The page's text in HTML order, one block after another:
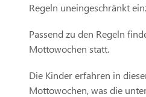
Regeln uneingeschränkt
Passend zu den Regeln
Mottowochen statt.
Die Kinder erfahren in
Mottowochen,was die